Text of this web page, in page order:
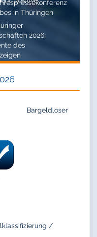
in Thüringen
2026:
des
Bargeldloser
/